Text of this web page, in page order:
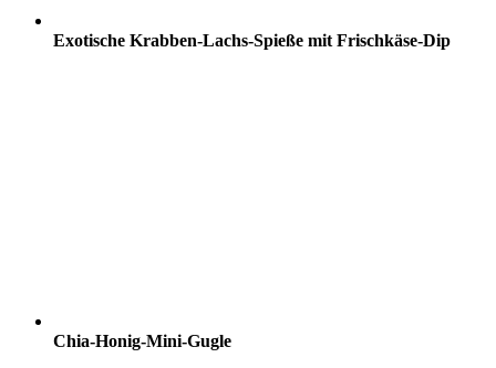
Exotische Krabben-Lachs-Spieße mit Frischkäse-Dip
Chia-Honig-Mini-Gugle